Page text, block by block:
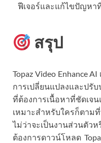
ฟีเจอร์และแก้ไขปัญหา
สรุป
Topaz Video Enhance
การเปลี่ยนแปลงและปรั
ที่ต้องการเนื้อหาที่ชัด
เหมาะสำหรับใครก็ตา
ไม่ว่าจะเป็นงานส่วนตั
ต้องการดาวน์โหลด